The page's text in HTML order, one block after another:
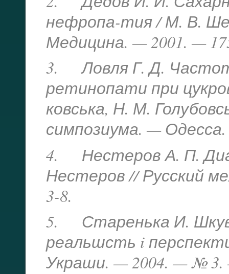
нефропа-тия / М. В.
Меди­цина. — 2001. —
3. Ловля Г. Д.
ретинопати при
ковська, Н. М.
симпозиума. —
4. Нестеров А. П.
Не­стеров // Русский
3-8.
5. Старенька И.
реальшсть i
Украши. — 2004. — № 3.